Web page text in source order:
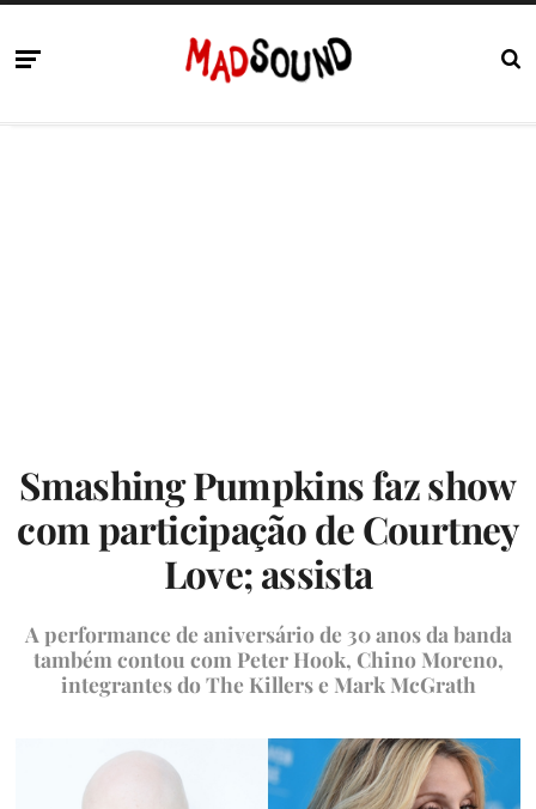
Smashing Pumpkins faz show
com participação de Courtney
Love; assista
A performance de aniversário de 30 anos da banda
também contou com Peter Hook, Chino Moreno,
integrantes do The Killers e Mark McGrath